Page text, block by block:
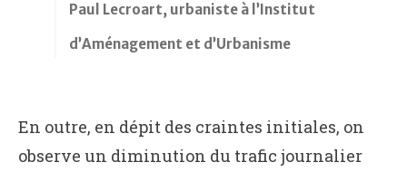
Paul Lecroart, urbaniste à l’Institut
d’Aménagement et d’Urbanisme
En outre, en dépit des craintes initiales, on
observe un diminution du trafic journalier